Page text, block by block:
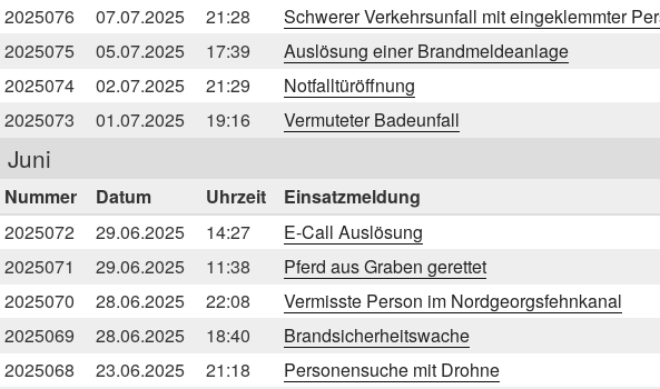
2025076
07.07.2025 21:28
Schwerer Verkehrsunfall mit eingeklemmter
2025075
05.07.2025 17:39
Auslösung einer Brandmeldeanlage
2025074
02.07.2025 21:29
Notfalltüröffnung
2025073
01.07.2025 19:16 Vermuteter Badeunfall
Juni
Nummer Datum Uhrzeit
Einsatzmeldung
2025072
29.06.2025 14:27
E-Call Auslösung
2025071
29.06.2025 11:38
Pferd aus Graben gerettet
2025070
28.06.2025 22:08
Vermisste Person im Nordgeorgsfehnkanal
2025069
28.06.2025 18:40
Brandsicherheitswache
2025068
23.06.2025 21:18
Personensuche mit Drohne